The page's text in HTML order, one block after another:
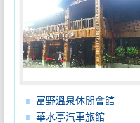
富野溫泉休閒會館
華水亭汽車旅館